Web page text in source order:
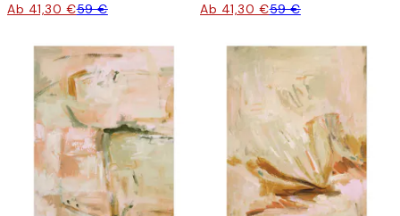
Ab 41,30 €59 € Ab 41,30 €59 €